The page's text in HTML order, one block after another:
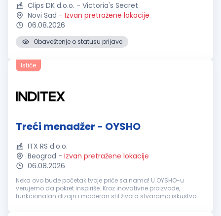
Clips DK d.o.o. - Victoria's Secret
Novi Sad - Izvan pretražene lokacije
06.08.2026
Obaveštenje o statusu prijave
Ističe
Treći menadžer - OYSHO
ITX RS d.o.o.
Beograd - Izvan pretražene lokacije
06.08.2026
Neka ovo bude početak tvoje priče sa nama! U OYSHO-u
verujemo da pokret inspiriše. Kroz inovativne proizvode,
funkcionalan dizajn i moderan stil života stvaramo iskustvo